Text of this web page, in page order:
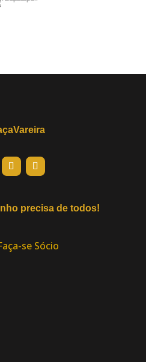
precisa de todos!
se Sócio